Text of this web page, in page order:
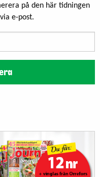
på den här tidningen
e-post.